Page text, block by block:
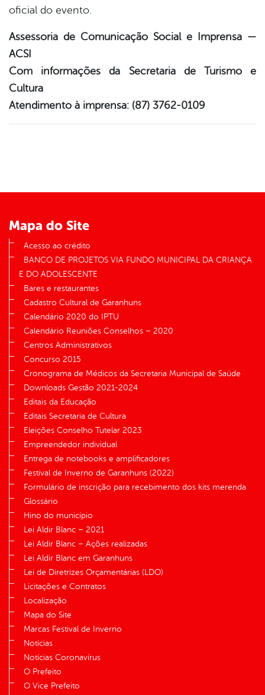
oficial do evento.
Assessoria de Comunicação Social e Imprensa —
ACSI
Com informações da Secretaria de Turismo e
Cultura
Atendimento à imprensa: (87) 3762-0109
Mapa do Site
Acesso ao crédito
BANCO DE PROJETOS VIA FUNDO MUNICIPAL DA CRIANÇA
E DO ADOLESCENTE
Bares e restaurantes
Cadastro Cultural de Garanhuns
Calendário 2020 do IPTU
Calendário Reuniões Conselhos – 2020
Centros Administrativos
Concurso 2015
Cronograma de Médicos da Secretaria Municipal de Saúde
Downloads Gestão 2021-2024
Editais da Educação
Editais Secretaria de Cultura
Eleições Conselho Tutelar 2023
Empreendedor individual
Entrega de notebooks e amplificadores
Festival de Inverno de Garanhuns (2022)
Formulário de inscrição para recebimento dos kits merenda
Glossário
Hino do município
Lei Aldir Blanc – 2021
Lei Aldir Blanc – Ações realizadas
Lei Aldir Blanc em Garanhuns
Lei de Diretrizes Orçamentárias (LDO)
Licitações e Contratos
Localização
Mapa do Site
Marcas Festival de Inverno
Notícias
Notícias Coronavírus
O Prefeito
O Vice Prefeito